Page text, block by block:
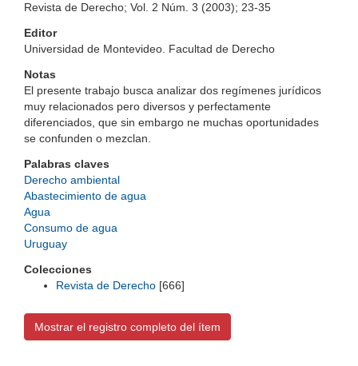
Revista de Derecho; Vol. 2 Núm. 3 (2003); 23-35
Editor
Universidad de Montevideo. Facultad de Derecho
Notas
El presente trabajo busca analizar dos regímenes jurídicos
muy relacionados pero diversos y perfectamente
diferenciados, que sin embargo ne muchas oportunidades
se confunden o mezclan.
Palabras claves
Derecho ambiental
Abastecimiento de agua
Agua
Consumo de agua
Uruguay
Colecciones
Revista de Derecho [666]
Mostrar el registro completo del ítem